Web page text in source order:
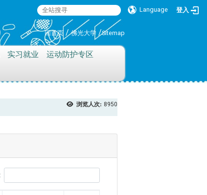
Language 登入
::: 回首页 /佛光大学 /Sitemap
实习就业
运动防护专区
浏览人次: 8950